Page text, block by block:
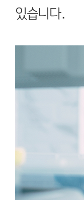
있습니다.